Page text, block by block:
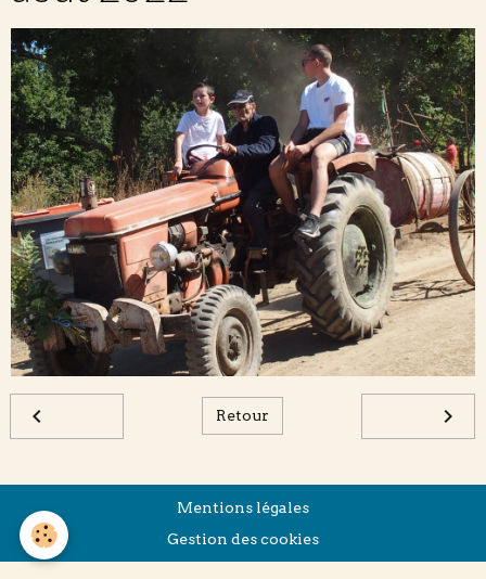
Retour
Mentions légales
Gestion des cookies